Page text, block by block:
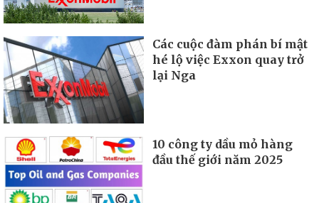
Các cuộc đàm phán bí mật
hé lộ việc Exxon quay trở
lại Nga
10 công ty dầu mỏ hàng
đầu thế giới năm 2025